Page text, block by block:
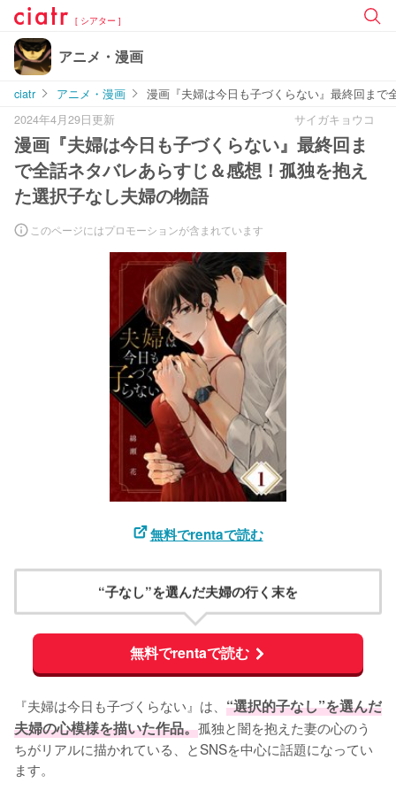
[ シアター ]
アニメ・漫画
ciatr アニメ・漫画
漫画『夫婦は今日も子づくらない』最終回ま
2024年4月29日更新
サイガキョウコ
漫画『夫婦は今日も子づくらない』最終回ま
で全話ネタバレあらすじ＆感想！孤独を抱え
た選択子なし夫婦の物語
このページにはプロモーションが含まれています
無料でrentaで読む
“子なし”を選んだ夫婦の行く末を
無料でrentaで読む
『夫婦は今日も子づくらない』は、 “選択的子なし”を選んだ
夫婦の心模様を描いた作品。孤独と闇を抱えた妻の心のう
ちがリアルに描かれている、とSNSを中心に話題になってい
ます。